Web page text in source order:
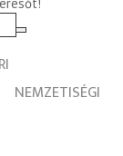
NEMZETISÉGI